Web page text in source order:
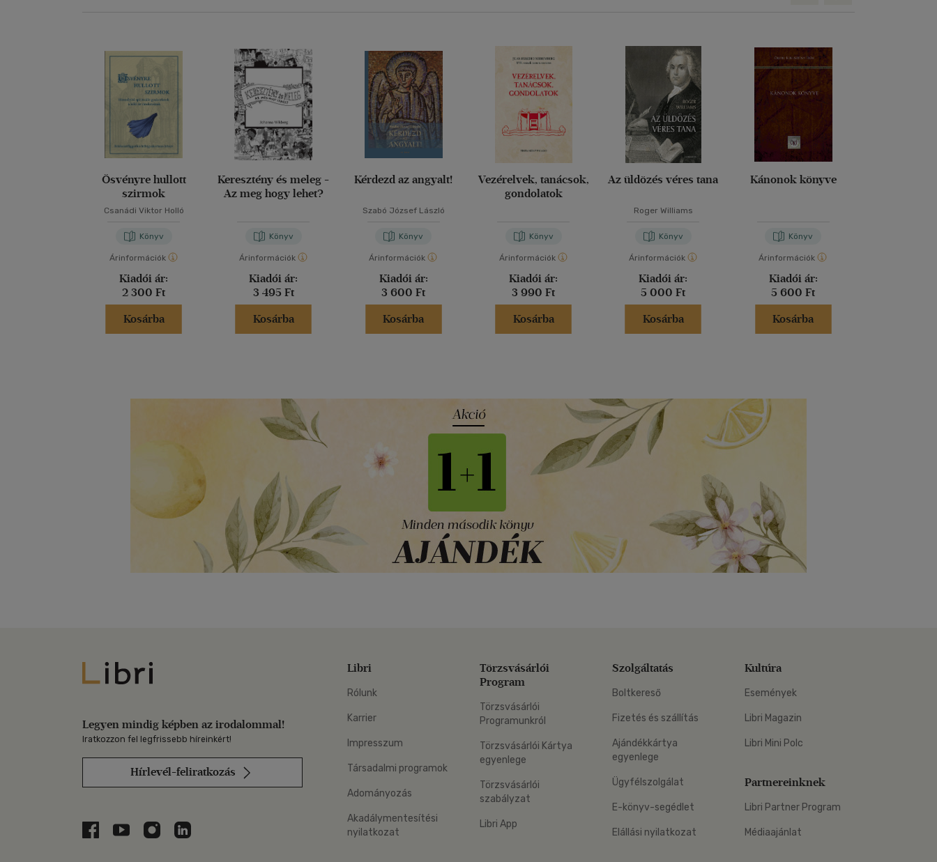
Ösvényre hullott
szirmok
Csanádi Viktor Holló
Könyv
Árinformációk
Kiadói ár:
2 300 Ft
Kosárba
Keresztény és meleg -
Az meg hogy lehet?
Könyv
Árinformációk
Kiadói ár:
3 495 Ft
Kosárba
Kérdezd az angyalt!
Szabó József László
Könyv
Árinformációk
Kiadói ár:
3 600 Ft
Kosárba
Vezérelvek, tanácsok,
gondolatok
Könyv
Árinformációk
Kiadói ár:
3 990 Ft
Kosárba
Az üldözés véres tana
Roger Williams
Könyv
Árinformációk
Kiadói ár:
5 000 Ft
Kosárba
Kánonok könyve
Könyv
Árinformációk
Kiadói ár:
5 600 Ft
Kosárba
Libri
Legyen mindig képben az irodalommal!
Iratkozzon fel legfrissebb híreinkért!
Hírlevél-feliratkozás
Libri a Facebookon
Libri a Youtube-on
Libri az Instagramon
Libri a LinkedInen
Libri
Rólunk
Karrier
Impresszum
Társadalmi programok
Adományozás
Akadálymentesítési
nyilatkozat
Törzsvásárlói
Program
Törzsvásárlói
Programunkról
Törzsvásárlói Kártya
egyenlege
Törzsvásárlói
szabályzat
Libri App
Szolgáltatás
Boltkereső
Fizetés és szállítás
Ajándékkártya
egyenlege
Ügyfélszolgálat
E-könyv-segédlet
Elállási nyilatkozat
Kultúra
Események
Libri Magazin
Libri Mini Polc
Partnereinknek
Libri Partner Program
Médiaajánlat